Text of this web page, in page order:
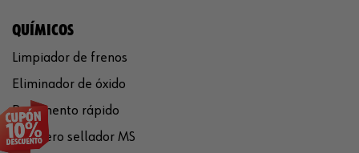
QUÍMICOS
Limpiador de frenos
Eliminador de óxido
Pegamento rápido
Polímero sellador MS